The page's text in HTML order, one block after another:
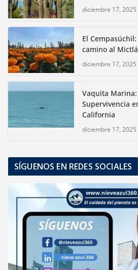
diciembre 17, 2025
El
camino al
diciembre 17, 2025
Vaquita
Supervivencia
California
diciembre 17, 2025
SÍGUENOS EN REDES SOCIALES